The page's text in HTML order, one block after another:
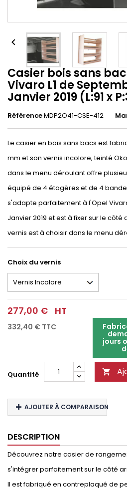

Casier bois sans
Vivaro L1 de
Janvier 2019 (L:91 x
RéférenceMDP2O41-CSE-412
Le casier en bois sans bacs est
mm et son vernis incolore, teinté
dans le menu déroulant offre
équipé de 4 étagères et de 4
s'adapte parfaitement à l'Opel
Janvier 2019 et est à fixer sur le côté
vernis est à choisir dans le menu
Choix du vernis
277,00 € HT
332,40 € TTC
jours
Quantité 
AJOUTER À COMPARAISON
DESCRIPTION
Découvrez notre casier de
s'intégrer parfaitement sur le côté
Il est fabriqué en contreplaqué de